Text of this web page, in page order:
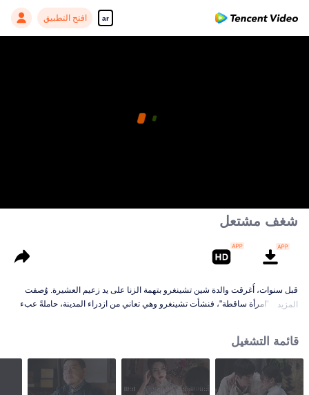
ar افتح التطبيق
شغف مشتعل
قبل سنوات، أُغرقت والدة شين تشينغرو بتهمة الزنا على يد زعيم العشيرة. وُصفت
بأنها ابنة "امرأة ساقطة"، فنشأت تشينغرو وهي تعاني من ازدراء المدينة، حاملةً عبء
نظرة العالم أبقتها ثابتة. تحت أعين يقظة، أقسمت تشينغرو بدموع أنها لن تقع في الحب
أبدًا. أُجبرت تشينغرو على الزواج لجلب الحظ لوريث عائلة مو المريض، وتُركت أرملة
في الليلة التي سبقت الزفاف. طالبت ربة عائلة مو بدفنها معه. في هذه الأثناء،
استُدرجت شين تشينغ في فخ مميت. لإنقاذه، تزوجت تشينغرو من ابن زعيم العشيرة
المزيد
قائمة التشغيل